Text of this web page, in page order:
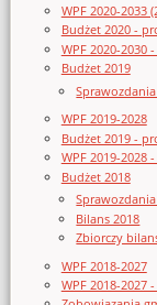
WPF 2020-2033
Budżet 2020 -
WPF 2020-2030
Budżet 2019
WPF 2019-2028
Budżet 2019 -
WPF 2019-2028
Budżet 2018
Bilans 2018
Zbiorczy
WPF 2018-2027
WPF 2018-2027